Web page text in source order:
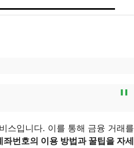
스입니다. 이를 통해 금융 거래를
번호의 이용 방법과 꿀팁을 자세